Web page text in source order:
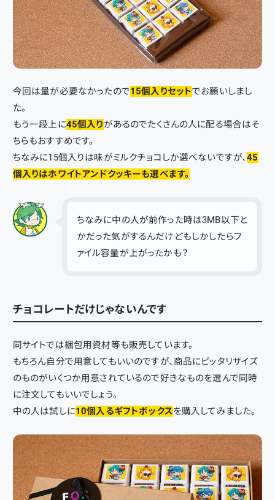
今回は量が必要なかったので15個入りセットでお願いしまし
た。
もう一段上に45個入りがあるのでたくさんの人に配る場合はそ
ちらもおすすめです。
ちなみに15個入りは味がミルクチョコしか選べないですが、45
個入りはホワイトアンドクッキーも選べます。
ちなみに中の人が前作った時は3MB以下と
かだった気がするんだけどもしかしたらフ
ァイル容量が上がったかも？
チョコレートだけじゃないんです
同サイトでは梱包用資材等も販売しています。
もちろん自分で用意してもいいのですが、商品にピッタリサイズ
のものがいくつか用意されているので好きなものを選んで同時
に注文してもいいでしょう。
中の人は試しに10個入るギフトボックスを購入してみました。